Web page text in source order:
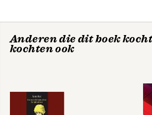
9. Democratizing Innovation
10. Application: Searching for Lead User
Bibliography
Anderen die dit boek
kochten ook